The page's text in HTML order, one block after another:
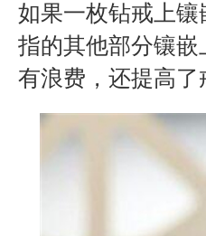
如果一枚钻戒上
指的其他部分镶
有浪费，还提高了